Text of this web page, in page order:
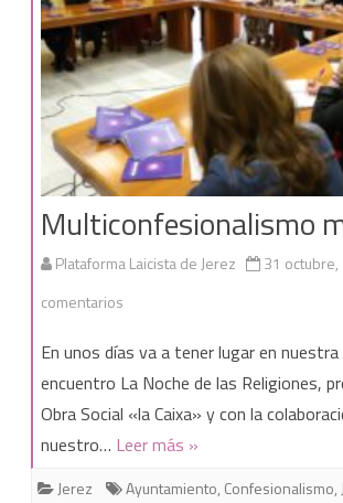
Multiconfesionalismo
Plataforma Laicista de Jerez 31
comentarios
municipal
En unos días va a tener lugar en nuestra
encuentro La Noche de las Religiones,
Obra Social «la Caixa» y con la
nuestro… Leer más »
Jerez Ayuntamiento, Confesionalismo,